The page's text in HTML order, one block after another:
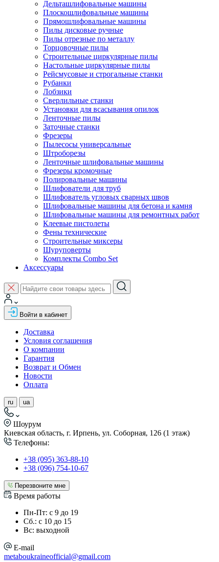
Дельташлифовальные машины
Плоскошлифовальные машины
Прямошлифовальные машины
Пилы дисковые ручные
Пилы отрезные по металлу
Торцовочные пилы
Строительные циркулярные пилы
Настольные циркулярные пилы
Рейсмусовые и строгальные станки
Рубанки
Лобзики
Сверлильные станки
Установки для всасывания опилок
Ленточные пилы
Заточные станки
Фрезеры
Пылесосы универсальные
Штроборезы
Ленточные шлифовальные машины
Фрезеры кромочные
Полировальные машины
Шлифователи для труб
Шлифователь угловых сварных швов
Шлифовальные машины для бетона и камня
Шлифовальные машины для ремонтных работ
Клеевые пистолеты
Фены технические
Строительные миксеры
Шуруповерты
Комплекты Combo Set
Аксессуары
Войти в кабинет
Доставка
Условия соглашения
О компании
Гарантия
Возврат и Обмен
Новости
Оплата
ru ua
Шоурум
Киевская область, г. Ирпень, ул. Соборная, 126 (1 этаж)
Телефоны:
+38 (095) 363-88-10
+38 (096) 754-10-67
Перезвоните мне
Время работы
Пн-Пт: с 9 до 19
Сб.: с 10 до 15
Вс: выходной
E-mail
metaboukraineofficial@gmail.com